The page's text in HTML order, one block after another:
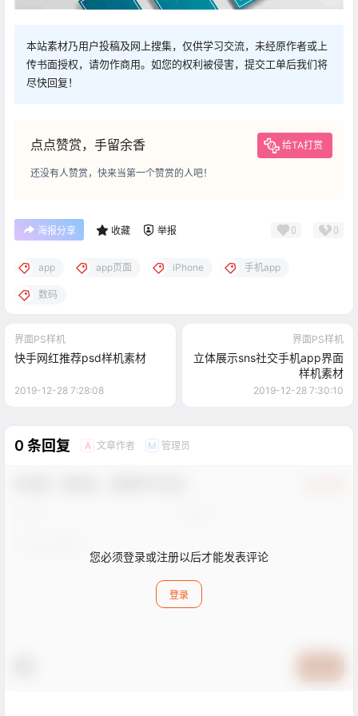
本站素材乃用户投稿及网上搜集，仅供学习交流，未经原作者或上
传书面授权，请勿作商用。如您的权利被侵害，提交工单后我们将
尽快回复！
点点赞赏，手留余香 给TA打赏
还没有人赞赏，快来当第一个赞赏的人吧！
海报分享 收藏 举报 0 0
app app页面 iPhone 手机app
数码
界面PS样机
快手网红推荐psd样机素材
2019-12-28 7:28:08
界面PS样机
立体展示sns社交手机app界面
样机素材
2019-12-28 7:30:10
0 条回复 A 文章作者 M 管理员
您必须登录或注册以后才能发表评论
登录